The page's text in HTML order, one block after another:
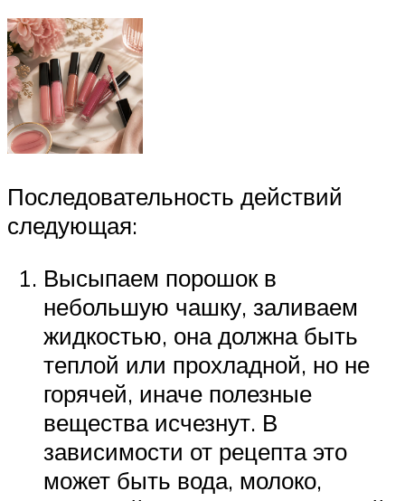
Последовательность действий
следующая:
Высыпаем порошок в
небольшую чашку, заливаем
жидкостью, она должна быть
теплой или прохладной, но не
горячей, иначе полезные
вещества исчезнут. В
зависимости от рецепта это
может быть вода, молоко,